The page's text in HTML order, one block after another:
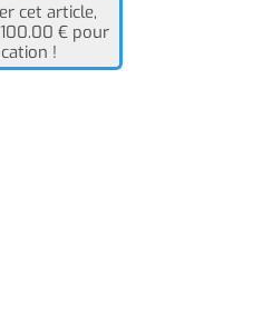
cet article,
€ pour
!